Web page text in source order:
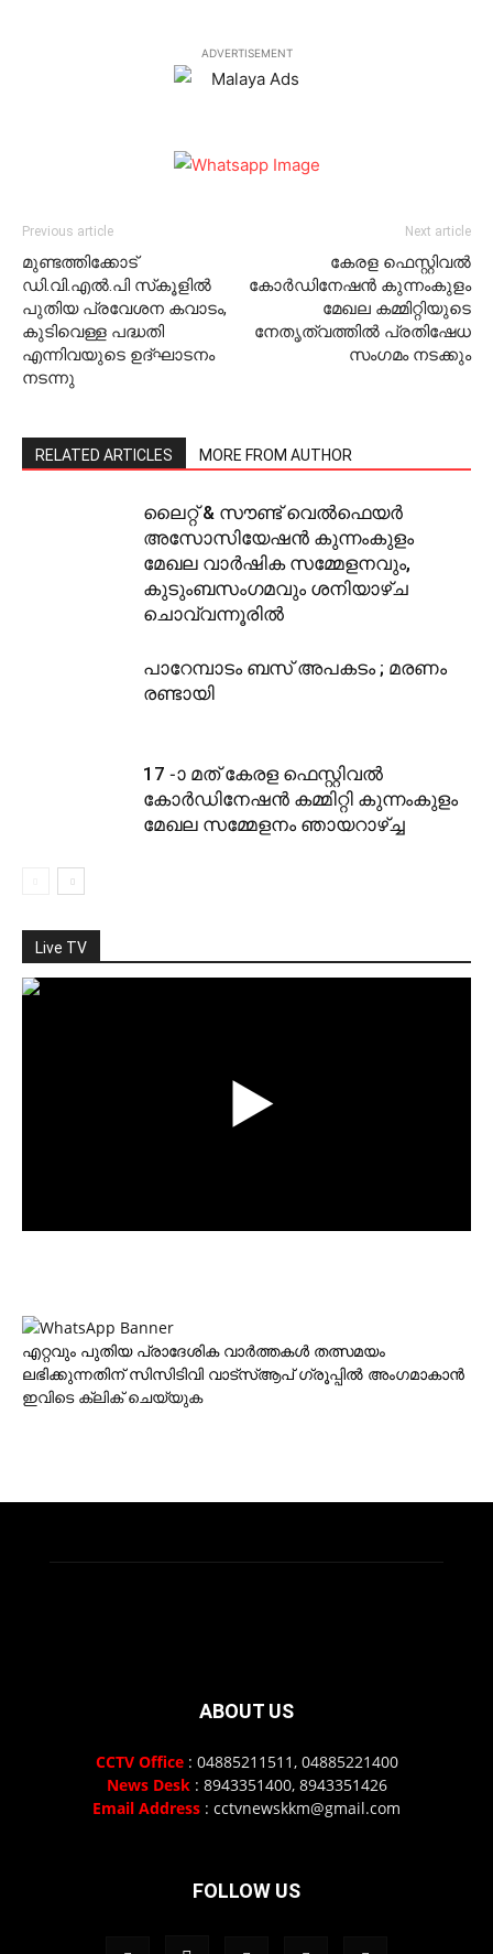
ADVERTISEMENT
Previous article
മുണ്ടത്തിക്കോട്
ഡി.വി.എല്‍.പി സ്‌കൂളില്‍
പുതിയ പ്രവേശന കവാടം,
കുടിവെള്ള പദ്ധതി
എന്നിവയുടെ ഉദ്ഘാടനം
നടന്നു
Next article
കേരള ഫെസ്റ്റിവല്‍
കോര്‍ഡിനേഷന്‍ കുന്നംകുളം
മേഖല കമ്മിറ്റിയുടെ
നേതൃത്വത്തില്‍ പ്രതിഷേധ
സംഗമം നടക്കും
RELATED ARTICLES MORE FROM AUTHOR
ലൈറ്റ് & സൗണ്ട് വെല്‍ഫെയര്‍
അസോസിയേഷന്‍ കുന്നംകുളം
മേഖല വാര്‍ഷിക സമ്മേളനവും,
കുടുംബസംഗമവും ശനിയാഴ്ച
ചൊവ്വന്നൂരില്‍
പാറേമ്പാടം ബസ് അപകടം ; മരണം
രണ്ടായി
17 -ാ മത് കേരള ഫെസ്റ്റിവല്‍
കോര്‍ഡിനേഷന്‍ കമ്മിറ്റി കുന്നംകുളം
മേഖല സമ്മേളനം ഞായറാഴ്ച്ച
Live TV
എറ്റവും പുതിയ പ്രാദേശിക വാര്‍ത്തകള്‍ തത്സമയം
ലഭിക്കുന്നതിന് സിസിടിവി വാട്‌സ്ആപ് ഗ്രൂപ്പില്‍ അംഗമാകാന്‍
ഇവിടെ ക്ലിക് ചെയ്യുക
ABOUT US
CCTV Office: 04885211511, 04885221400
News Desk: 8943351400, 8943351426
Email Address : cctvnewskkm@gmail.com
FOLLOW US